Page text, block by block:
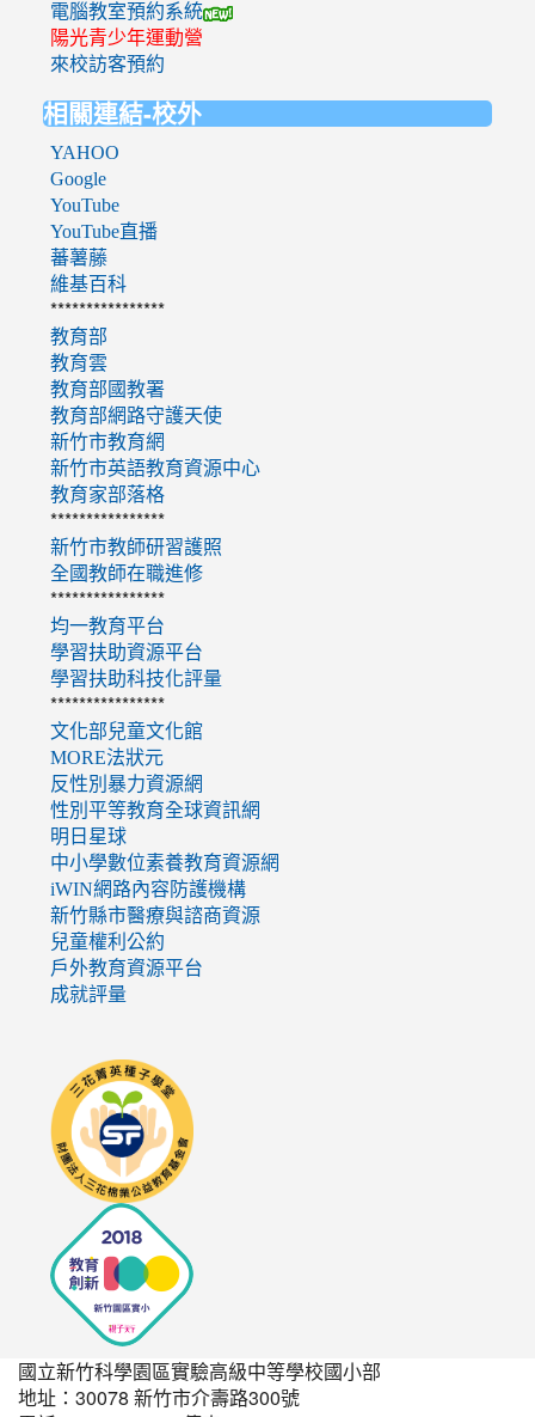
電腦教室預約系統
陽光青少年運動營
來校訪客預約
相關連結-校外
YAHOO
Google
YouTube
YouTube直播
蕃薯藤
維基百科
****************
教育部
教育雲
教育部國教署
教育部網路守護天使
新竹市教育網
新竹市英語教育資源中心
教育家部落格
****************
新竹市教師研習護照
全國教師在職進修
****************
均一教育平台
學習扶助資源平台
學習扶助科技化評量
****************
文化部兒童文化館
MORE法狀元
反性別暴力資源網
性別平等教育全球資訊網
明日星球
中小學數位素養教育資源網
iWIN網路內容防護機構
新竹縣市醫療與諮商資源
兒童權利公約
戶外教育資源平台
成就評量
http://seedschool.sunflower.org.tw/
國立新竹科學園區實驗高級中等學校國小部
地址：30078 新竹市介壽路300號